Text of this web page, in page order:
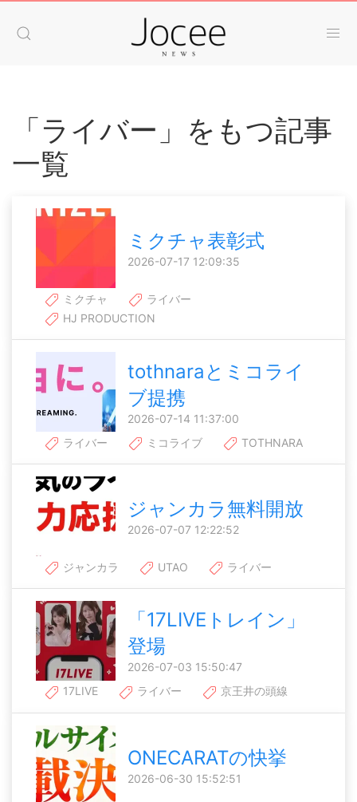
「ライバー」をもつ記事
一覧
ミクチャ表彰式
2026-07-17 12:09:35
ミクチャ
ライバー
HJ PRODUCTION
tothnaraとミコライ
ブ提携
2026-07-14 11:37:00
ライバー
ミコライブ TOTHNARA
ジャンカラ無料開放
2026-07-07 12:22:52
ジャンカラ UTAO ライバー
「17LIVEトレイン」
登場
2026-07-03 15:50:47
17LIVE
ライバー 京王井の頭線
ONECARATの快挙
2026-06-30 15:52:51